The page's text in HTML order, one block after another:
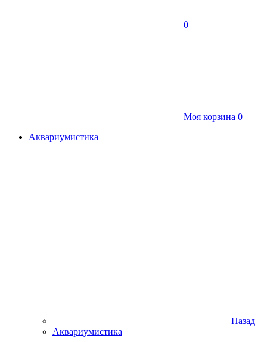
0
Моя корзина 0
Аквариумистика
Назад
Аквариумистика